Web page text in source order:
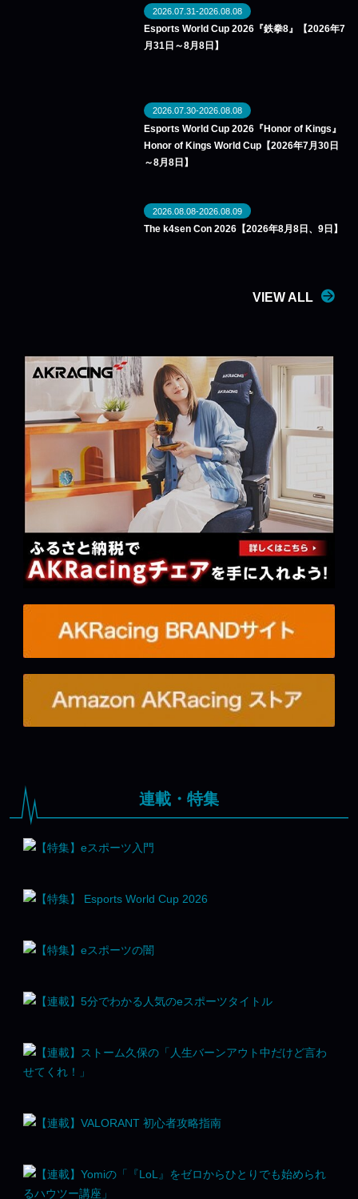
2026.07.31-2026.08.08
Esports World Cup 2026『鉄拳8』【2026年7
月31日～8月8日】
2026.07.30-2026.08.08
Esports World Cup 2026『Honor of Kings』
Honor of Kings World Cup【2026年7月30日
～8月8日】
2026.08.08-2026.08.09
The k4sen Con 2026【2026年8月8日、9日】
VIEW ALL
連載・特集